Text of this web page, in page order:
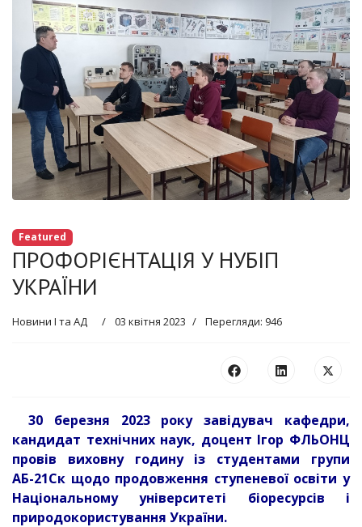
Featured
ПРОФОРІЄНТАЦІЯ У НУБІП
УКРАЇНИ
Новини І та АД 03 квітня 2023 Перегляди: 946
30 березня 2023 року завідувач кафедри,
кандидат технічних наук, доцент Ігор ФЛЬОНЦ
провів виховну годину із студентами групи
АБ-21Ск щодо продовження ступеневої освіти у
Національному університеті біоресурсів і
природокористування України.